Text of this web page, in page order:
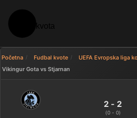
Početna Fudbal kvote
UEFA Evropska liga
Vikingur Gota vs Stjarnan
Vikingur Gota 2 -
2 - 2
(0 - 0)